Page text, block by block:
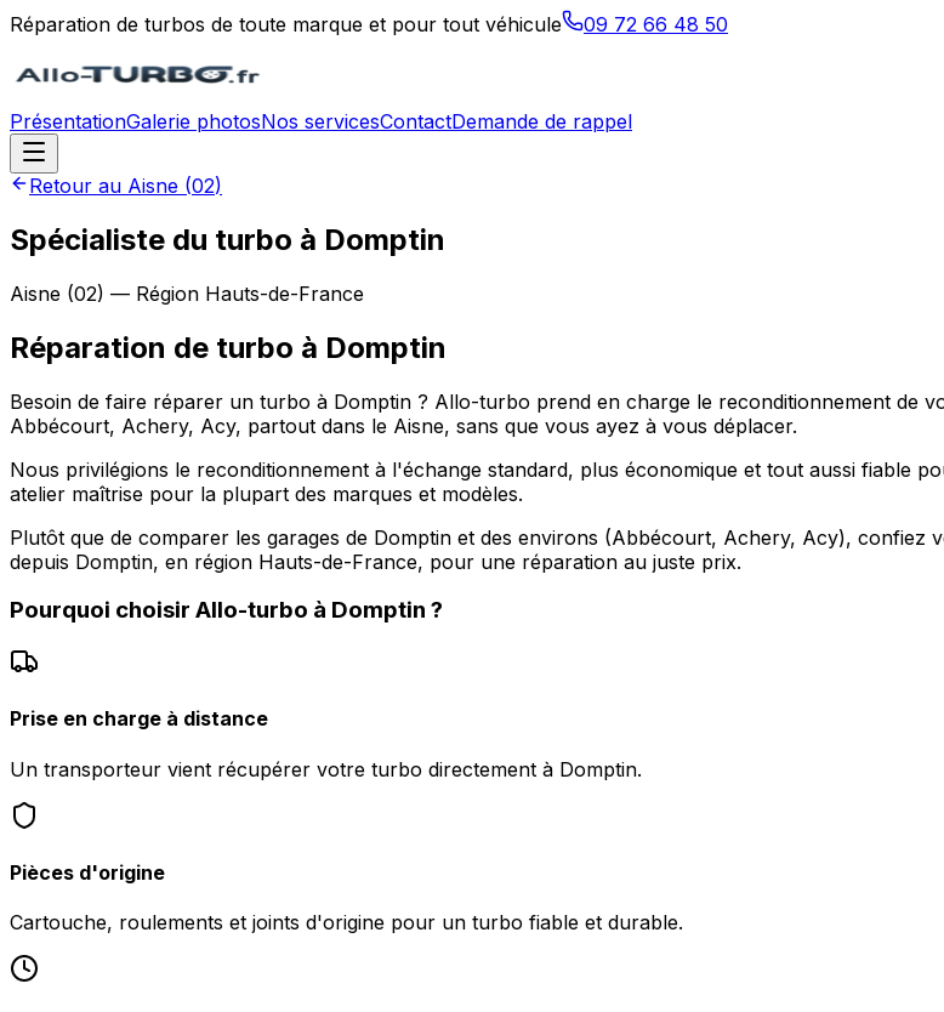
Réparation de turbos de toute marque et pour tout véhicule 09 72 66 48 50
PrésentationGalerie photosNos servicesContactDemande de rappel
Retour au Aisne (02)
Spécialiste du turbo à Domptin
Aisne (02) — Région Hauts-de-France
Réparation de turbo à Domptin
Besoin de faire réparer un turbo à Domptin ? Allo-turbo prend en charge le reconditionnement de
Abbécourt, Achery, Acy, partout dans le Aisne, sans que vous ayez à vous déplacer.
Nous privilégions le reconditionnement à l'échange standard, plus économique et tout aussi fiable
atelier maîtrise pour la plupart des marques et modèles.
Plutôt que de comparer les garages de Domptin et des environs (Abbécourt, Achery, Acy),
depuis Domptin, en région Hauts-de-France, pour une réparation au juste prix.
Pourquoi choisir Allo-turbo à Domptin ?
Prise en charge à distance
Un transporteur vient récupérer votre turbo directement à Domptin.
Pièces d'origine
Cartouche, roulements et joints d'origine pour un turbo fiable et durable.